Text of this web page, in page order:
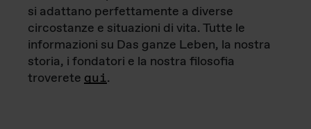
si adattano perfettamente a diverse
circostanze e situazioni di vita. Tutte le
informazioni su Das ganze Leben, la nostra
storia, i fondatori e la nostra filosofia
troverete qui.